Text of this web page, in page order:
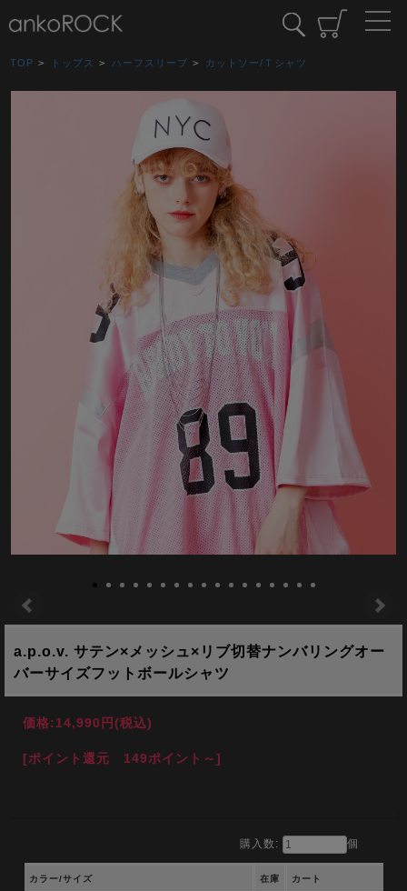
TOP > トップス > ハーフスリーブ > カットソー/Ｔシャツ
a.p.o.v. サテン×メッシュ×リブ切替ナンバリングオー
バーサイズフットボールシャツ
価格:14,990円(税込)
[ポイント還元 149ポイント～]
購入数: 個
カラー/サイズ 在庫 カート